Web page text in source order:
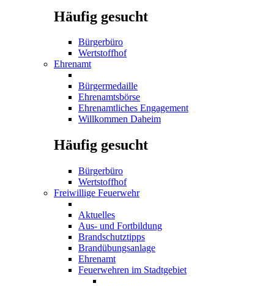
Häufig gesucht
Bürgerbüro
Wertstoffhof
Ehrenamt
Bürgermedaille
Ehrenamtsbörse
Ehrenamtliches Engagement
Willkommen Daheim
Häufig gesucht
Bürgerbüro
Wertstoffhof
Freiwillige Feuerwehr
Aktuelles
Aus- und Fortbildung
Brandschutztipps
Brandübungsanlage
Ehrenamt
Feuerwehren im Stadtgebiet